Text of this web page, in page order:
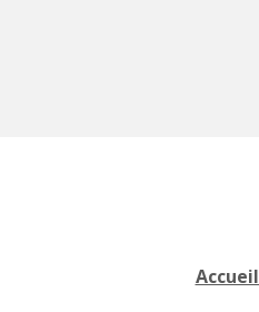
Accueil